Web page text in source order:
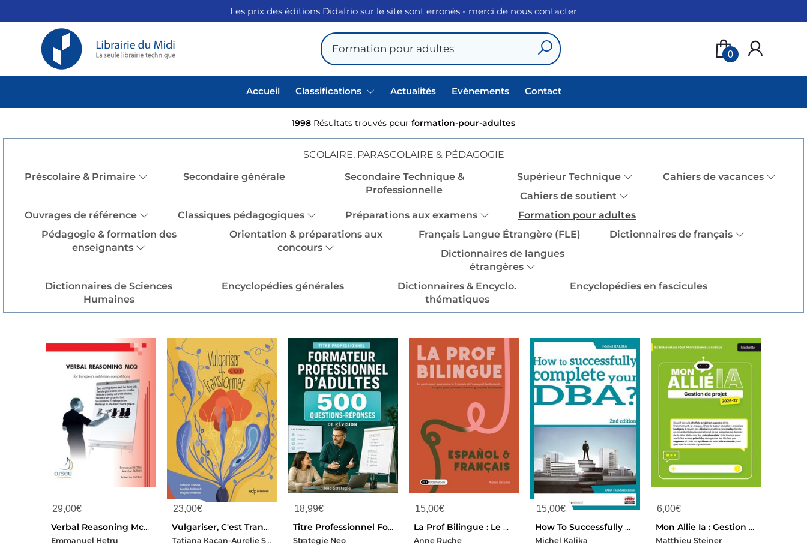
Les prix des éditions Didafrio sur le site sont erronés - merci de nous contacter
0
Accueil Classifications Actualités Evènements Contact
1998 Résultats trouvés pour formation-pour-adultes
SCOLAIRE, PARASCOLAIRE & PÉDAGOGIE
Préscolaire & Primaire
Secondaire générale
Secondaire Technique &
Professionnelle
Supérieur Technique
Cahiers de vacances
Cahiers de soutient
Ouvrages de référence
Classiques pédagogiques Préparations aux examens
Formation pour adultes
Pédagogie & formation des
enseignants
Orientation & préparations aux
concours
Français Langue Étrangère (FLE)
Dictionnaires de français
Dictionnaires de langues
étrangères
Dictionnaires de Sciences
Humaines
Encyclopédies générales
Dictionnaires & Encyclo.
thématiques
Encyclopédies en fascicules
29,00€
Verbal Reasoning Mcq For European Institution Competitions
Emmanuel Hetru
23,00€
Vulgariser, C'est Transformer
Tatiana Kacan-Aurelie Solbach
18,99€
Titre Professionnel Formateur Professionnel D'adultes - 500 Questions-reponses Et Fiches De Revision
Strategie Neo
15,00€
La Prof Bilingue : Le Guide Pour Apprendre Le Francais Et L'espagnol Facilement / La Guia Para Aprender Frances Y Espanol Facilmente
Anne Ruche
15,00€
How To Successfully Complete Your Dba? (2e Edition)
Michel Kalika
6,00€
Mon Allie Ia : Gestion De Projet (edition 2026/2027)
Matthieu Steiner